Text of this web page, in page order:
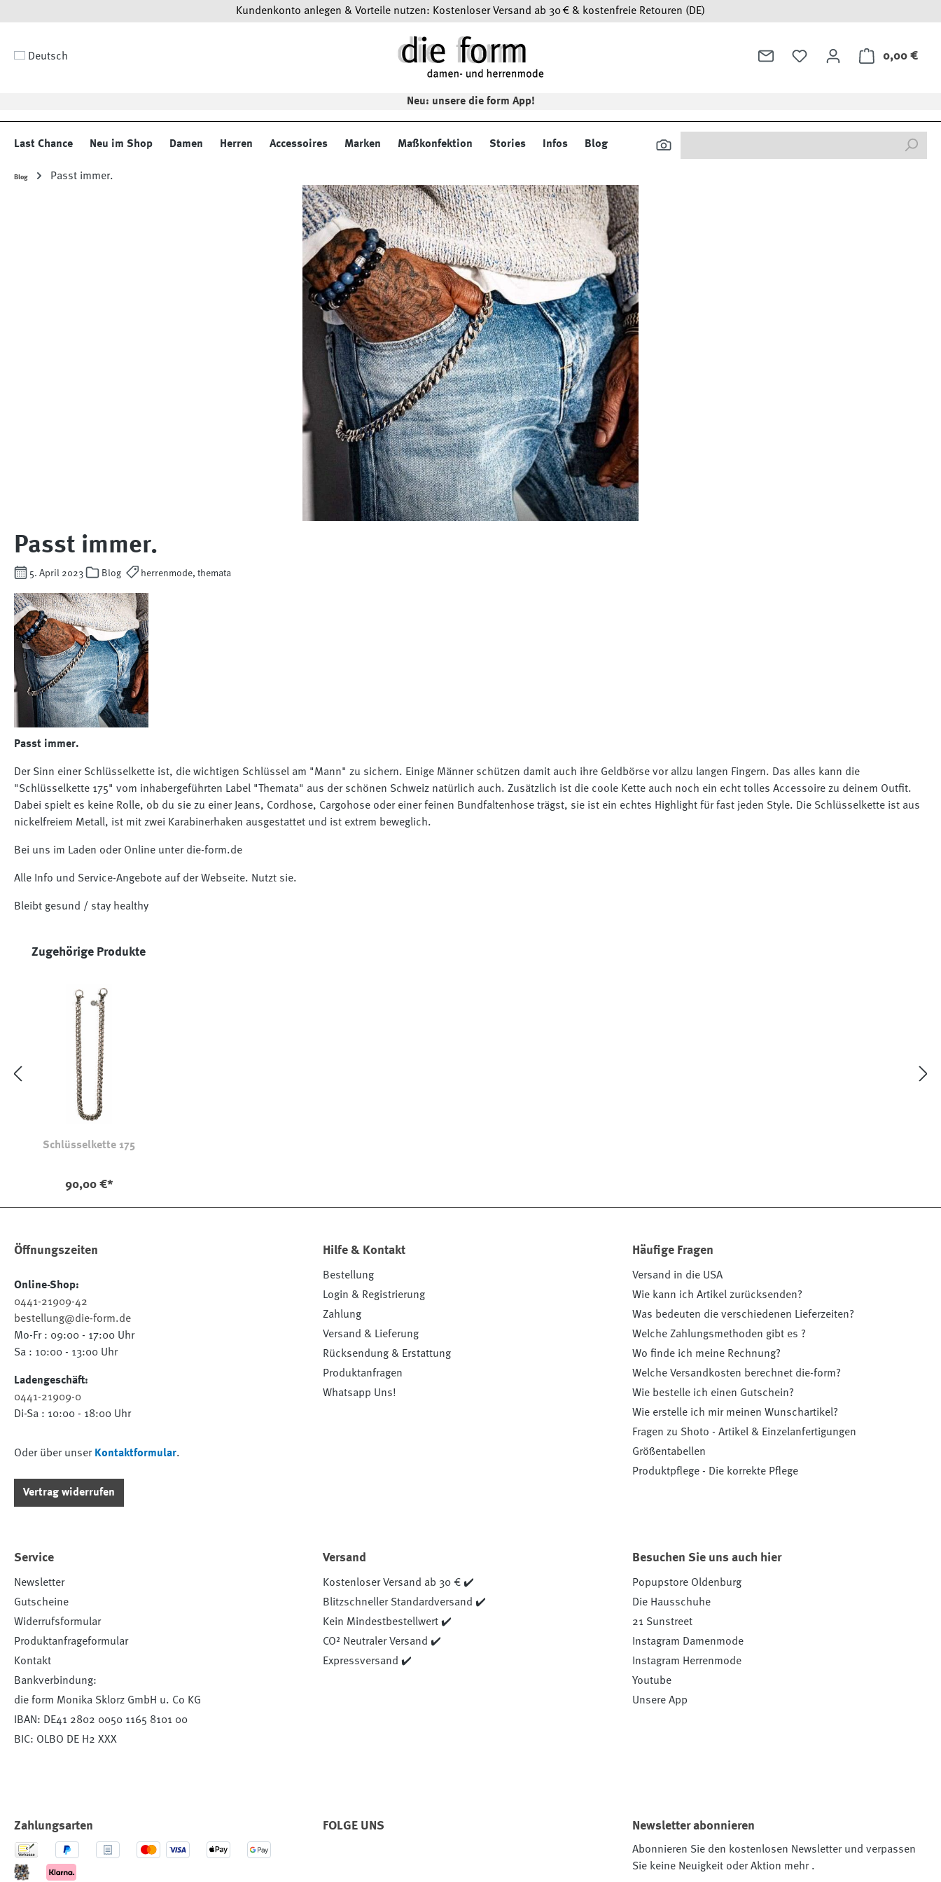
Kundenkonto anlegen & Vorteile nutzen: Kostenloser Versand ab 30 € & kostenfreie Retouren (DE)
Deutsch 0,00 €
Neu: unsere die form App!
Last Chance Neu im Shop Damen Herren Accessoires Marken Maßkonfektion Stories Infos Blog
Blog Passt immer.
Passt immer.
5. April 2023 Blog herrenmode, themata
Passt immer.
Der Sinn einer Schlüsselkette ist, die wichtigen Schlüssel am "Mann" zu sichern. Einige Männer schützen damit auch ihre Geldbörse vor allzu langen Fingern. Das alles kann die
"Schlüsselkette 175" vom inhabergeführten Label "Themata" aus der schönen Schweiz natürlich auch. Zusätzlich ist die coole Kette auch noch ein echt tolles Accessoire zu deinem Outfit.
Dabei spielt es keine Rolle, ob du sie zu einer Jeans, Cordhose, Cargohose oder einer feinen Bundfaltenhose trägst, sie ist ein echtes Highlight für fast jeden Style. Die Schlüsselkette ist aus
nickelfreiem Metall, ist mit zwei Karabinerhaken ausgestattet und ist extrem beweglich.
Bei uns im Laden oder Online unter die-form.de
Alle Info und Service-Angebote auf der Webseite. Nutzt sie.
Bleibt gesund / stay healthy
Produktgalerie überspringen
Zugehörige Produkte
Schlüsselkette 175
90,00 €*
Öffnungszeiten
Online-Shop:
0441-21909-42
bestellung@die-form.de
Mo-Fr : 09:00 - 17:00 Uhr
Sa : 10:00 - 13:00 Uhr
Ladengeschäft:
0441-21909-0
Di-Sa : 10:00 - 18:00 Uhr
Oder über unser Kontaktformular.
Vertrag widerrufen
Hilfe & Kontakt
Bestellung
Login & Registrierung
Zahlung
Versand & Lieferung
Rücksendung & Erstattung
Produktanfragen
Whatsapp Uns!
Häufige Fragen
Versand in die USA
Wie kann ich Artikel zurücksenden?
Was bedeuten die verschiedenen Lieferzeiten?
Welche Zahlungsmethoden gibt es ?
Wo finde ich meine Rechnung?
Welche Versandkosten berechnet die-form?
Wie bestelle ich einen Gutschein?
Wie erstelle ich mir meinen Wunschartikel?
Fragen zu Shoto - Artikel & Einzelanfertigungen
Größentabellen
Produktpflege - Die korrekte Pflege
Service
Newsletter
Gutscheine
Widerrufsformular
Produktanfrageformular
Kontakt
Bankverbindung:
die form Monika Sklorz GmbH u. Co KG
IBAN: DE41 2802 0050 1165 8101 00
BIC: OLBO DE H2 XXX
Versand
Kostenloser Versand ab 30 € ✔️
Blitzschneller Standardversand ✔️
Kein Mindestbestellwert ✔️
CO² Neutraler Versand ✔️
Expressversand ✔️
Besuchen Sie uns auch hier
Popupstore Oldenburg
Die Hausschuhe
21 Sunstreet
Instagram Damenmode
Instagram Herrenmode
Youtube
Unsere App
Zahlungsarten FOLGE UNS Newsletter abonnieren
Abonnieren Sie den kostenlosen Newsletter und verpassen
Sie keine Neuigkeit oder Aktion mehr .